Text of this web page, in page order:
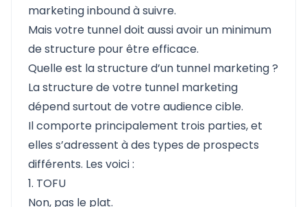
marketing inbound à suivre.
Mais votre tunnel doit aussi avoir un minimum
de structure pour être efficace.
Quelle est la structure d’un tunnel marketing ?
La structure de votre tunnel marketing
dépend surtout de votre audience cible.
Il comporte principalement trois parties, et
elles s’adressent à des types de prospects
différents. Les voici :
1. TOFU
Non, pas le plat.